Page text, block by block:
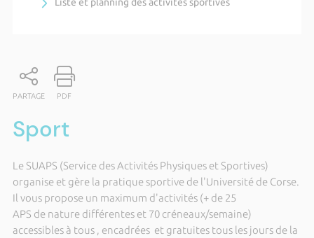
PARTAGE PDF
Sport
Le SUAPS (Service des Activités Physiques et Sportives)
organise et gère la pratique sportive de l'Université de Corse.
Il vous propose un maximum d'activités (+ de 25
APS de nature différentes et 70 créneaux/semaine)
accessibles à tous , encadrées et gratuites tous les jours de la